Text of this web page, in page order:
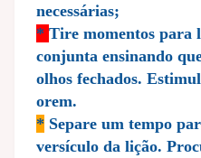
necessárias;
* Tire momentos para
conjunta ensinando
olhos fechados.
orem.
* Separe um tempo
versículo da lição.